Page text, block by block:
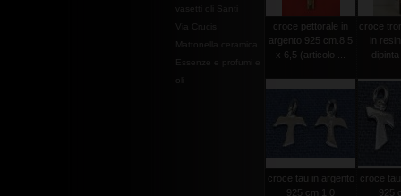
Mattonella ceramica
Essenze e profumi e
croce pettorale in
argento 925 cm.8,5
x 6,5 (articolo ...
croce
in
croce tau in argento
925 cm.1,0
croce
925